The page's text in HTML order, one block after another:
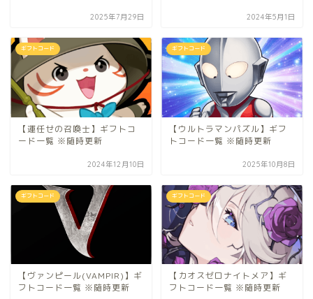
2025年7月29日 2024年5月1日
ギフトコード
【運任せの召喚士】ギフトコ
ード一覧 ※随時更新
2024年12月10日
ギフトコード
【ウルトラマンパズル】ギフ
トコード一覧 ※随時更新
2025年10月8日
ギフトコード
【ヴァンピール(VAMPIR)】ギ
フトコード一覧 ※随時更新
ギフトコード
【カオスゼロナイトメア】ギ
フトコード一覧 ※随時更新